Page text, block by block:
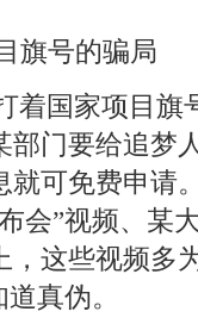
旗号的骗局
着国家项目旗
门要给追梦
就可免费申请
会”视频、某
，这些视频多
真伪。